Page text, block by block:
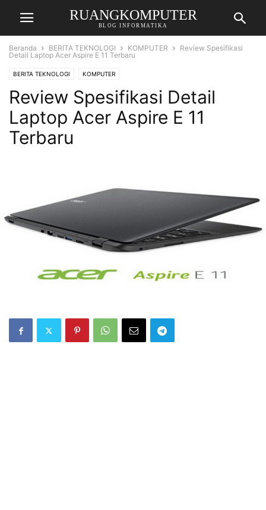
RUANGKOMPUTER
BLOG INFORMATIKA
Beranda BERITA TEKNOLOGI KOMPUTER
Review Spesifikasi
Detail Laptop Acer Aspire E 11 Terbaru
BERITA TEKNOLOGI KOMPUTER
Review Spesifikasi Detail
Laptop Acer Aspire E 11
Terbaru